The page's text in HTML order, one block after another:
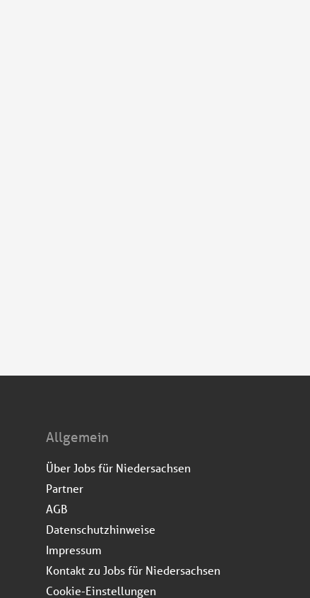
Allgemein
Über Jobs für Niedersachsen
Partner
AGB
Datenschutzhinweise
Impressum
Kontakt zu Jobs für Niedersachsen
Cookie-Einstellungen